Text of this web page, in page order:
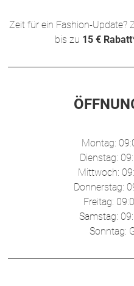
Zeit für ein Fashion-Update?
bis zu 15 €
Montag:
Dienstag:
Mittwoch:
Donnerstag:
Freitag:
Samstag:
Sonntag: